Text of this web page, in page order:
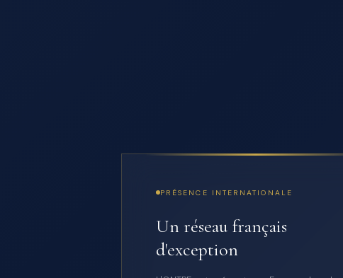
PRÉSENCE INTERNATIONALE
Un réseau français
d'exception